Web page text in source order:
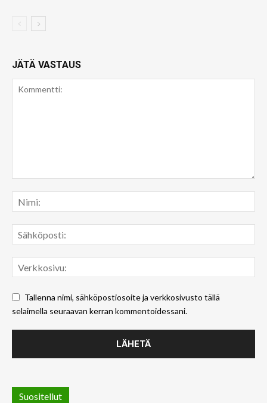
JÄTÄ VASTAUS
Tallenna nimi, sähköpostiosoite ja verkkosivusto tällä
selaimella seuraavan kerran kommentoidessani.
Suositellut